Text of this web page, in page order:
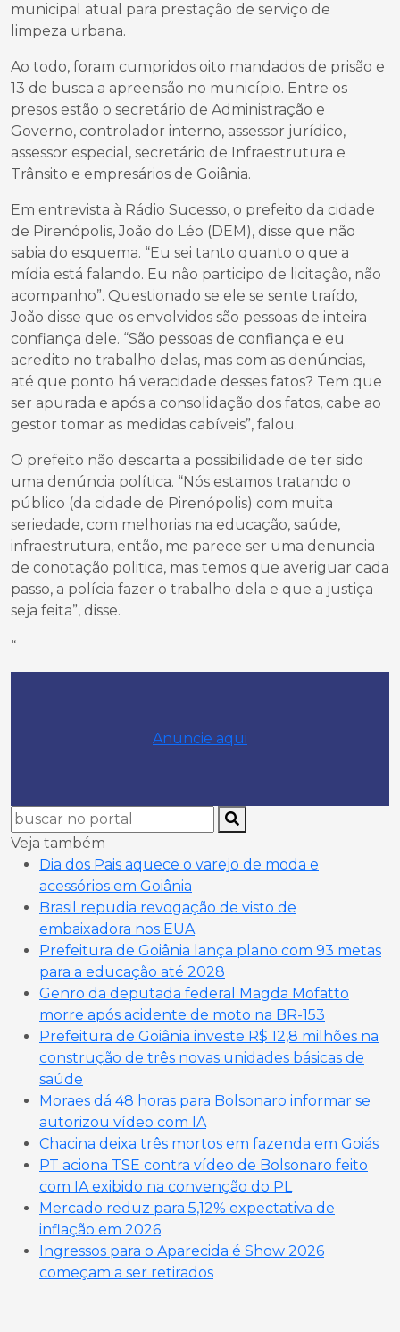
municipal atual para prestação de serviço de
limpeza urbana.
Ao todo, foram cumpridos oito mandados de prisão e
13 de busca a apreensão no município. Entre os
presos estão o secretário de Administração e
Governo, controlador interno, assessor jurídico,
assessor especial, secretário de Infraestrutura e
Trânsito e empresários de Goiânia.
Em entrevista à Rádio Sucesso, o prefeito da cidade
de Pirenópolis, João do Léo (DEM), disse que não
sabia do esquema. “Eu sei tanto quanto o que a
mídia está falando. Eu não participo de licitação, não
acompanho”. Questionado se ele se sente traído,
João disse que os envolvidos são pessoas de inteira
confiança dele. “São pessoas de confiança e eu
acredito no trabalho delas, mas com as denúncias,
até que ponto há veracidade desses fatos? Tem que
ser apurada e após a consolidação dos fatos, cabe ao
gestor tomar as medidas cabíveis”, falou.
O prefeito não descarta a possibilidade de ter sido
uma denúncia política. “Nós estamos tratando o
público (da cidade de Pirenópolis) com muita
seriedade, com melhorias na educação, saúde,
infraestrutura, então, me parece ser uma denuncia
de conotação politica, mas temos que averiguar cada
passo, a polícia fazer o trabalho dela e que a justiça
seja feita”, disse.
“
Anuncie aqui
Veja também
Dia dos Pais aquece o varejo de moda e
acessórios em Goiânia
Brasil repudia revogação de visto de
embaixadora nos EUA
Prefeitura de Goiânia lança plano com 93 metas
para a educação até 2028
Genro da deputada federal Magda Mofatto
morre após acidente de moto na BR-153
Prefeitura de Goiânia investe R$ 12,8 milhões na
construção de três novas unidades básicas de
saúde
Moraes dá 48 horas para Bolsonaro informar se
autorizou vídeo com IA
Chacina deixa três mortos em fazenda em Goiás
PT aciona TSE contra vídeo de Bolsonaro feito
com IA exibido na convenção do PL
Mercado reduz para 5,12% expectativa de
inflação em 2026
Ingressos para o Aparecida é Show 2026
começam a ser retirados